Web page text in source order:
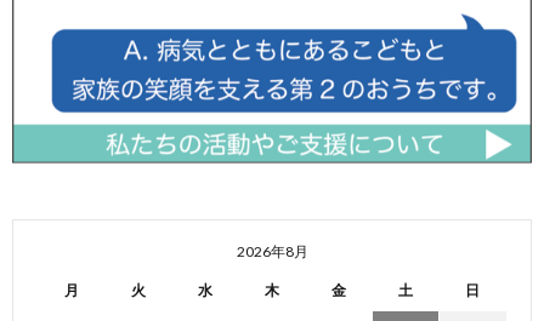
2026年8月
月 火 水 木 金 土 日